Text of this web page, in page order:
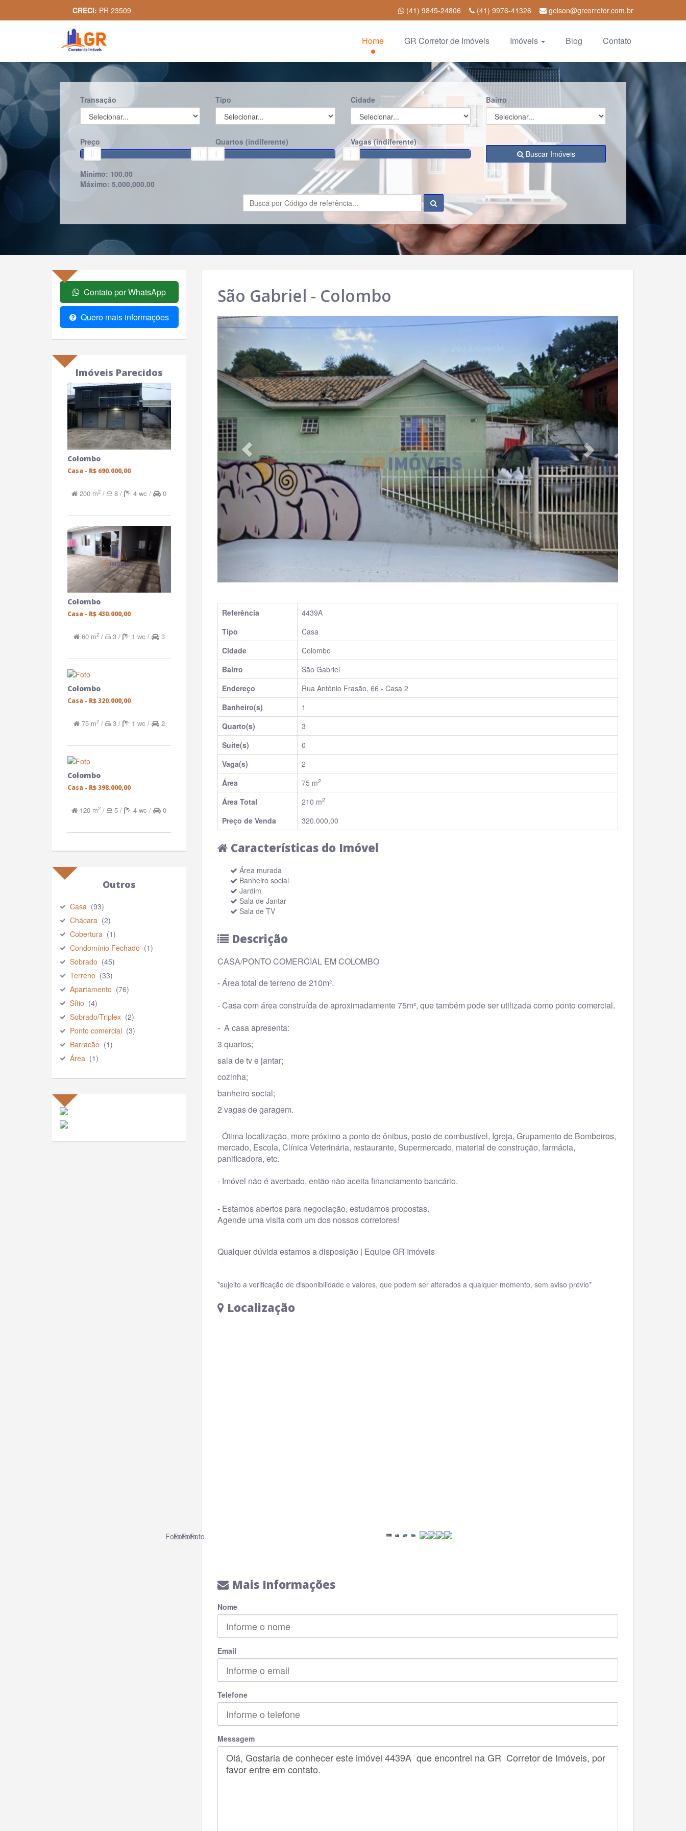
CRECI: PR 23509 (41) 9845-24806 (41) 9976-41326 gelson@grcorretor.com.br
Home GR Corretor de Imóveis Imóveis Blog Contato
Transação Tipo Cidade Bairro
Preço
Mínimo: 100.00
Máximo: 5,000,000.00
Quartos (indiferente) Vagas (indiferente)
Buscar Imóveis
São Gabriel - Colombo
Referência
4439A
Tipo
Casa
Cidade
Colombo
Bairro
São Gabriel
Endereço
Rua Antônio Frasão, 66 - Casa 2
Banheiro(s)
1
Quarto(s)
3
Suíte(s)
0
Vaga(s)
2
Área
75 m2
Área Total 210 m2
Preço de Venda 320.000,00
Características do Imóvel
Área murada
Banheiro social
Jardim
Sala de Jantar
Sala de TV
Descrição
CASA/PONTO COMERCIAL EM COLOMBO
- Área total de terreno de 210m².
- Casa com área construída de aproximadamente 75m², que também pode ser utilizada como ponto comercial.
- A casa apresenta:
3 quartos;
sala de tv e jantar;
cozinha;
banheiro social;
2 vagas de garagem.
- Ótima localização, more próximo a ponto de ônibus, posto de combustível, Igreja, Grupamento de Bombeiros,
mercado, Escola, Clínica Veterinária, restaurante, Supermercado, material de construção, farmácia,
panificadora, etc.
- Imóvel não é averbado, então não aceita financiamento bancário.
- Estamos abertos para negociação, estudamos propostas.
Agende uma visita com um dos nossos corretores!
Qualquer dúvida estamos a disposição | Equipe GR Imóveis
*sujeito a verificação de disponibilidade e valores, que podem ser alterados a qualquer momento, sem aviso prévio*
Localização
Mais Informações
Nome
Email
Telefone
Messagem
Contato por WhatsApp
Quero mais informações
Imóveis Parecidos
Colombo
Casa - R$ 690.000,00
200 m2 / 8 / 4 wc / 0
Colombo
Casa - R$ 430.000,00
60 m2/ 3 / 1 wc / 3
Colombo
Casa - R$ 320.000,00
75 m2/ 3 / 1 wc / 2
Colombo
Casa - R$ 398.000,00
120 m2 / 5 / 4 wc / 0
Outros
Casa (93)
Chácara (2)
Cobertura (1)
Condomínio Fechado (1)
Sobrado (45)
Terreno (33)
Apartamento (76)
Sítio (4)
Sobrado/Triplex (2)
Ponto comercial (3)
Barracão (1)
Área (1)